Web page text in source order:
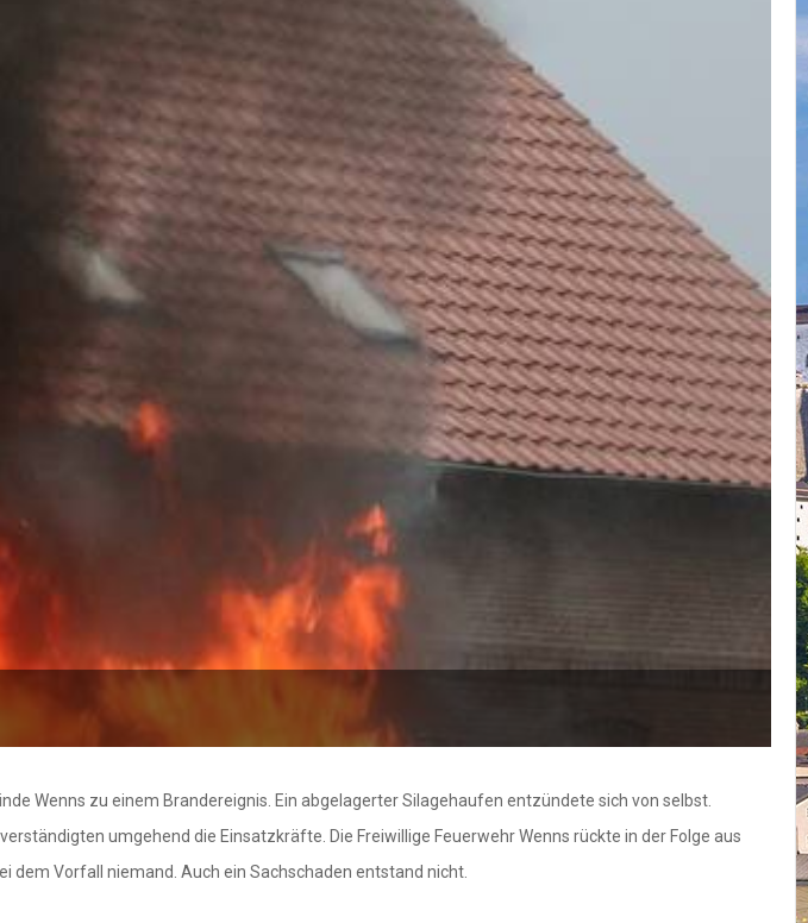
Wenns zu einem Brandereignis. Ein abgelagerter Silagehaufen entzündete sich von selbst.
umgehend die Einsatzkräfte. Die Freiwillige Feuerwehr Wenns rückte in der Folge aus
dem Vorfall niemand. Auch ein Sachschaden entstand nicht.